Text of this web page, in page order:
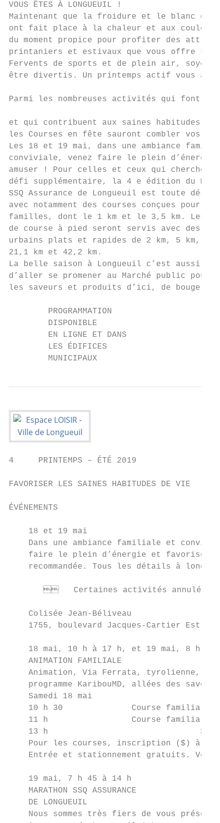
VOUS ÊTES À LONGUEUIL !
Maintenant que la froidure et le blanc de
ont fait place à la chaleur et aux
du moment propice pour profiter des
printaniers et estivaux que vous offre
Fervents de sports et de plein air,
être divertis. Un printemps actif vous
Parmi les nombreuses activités qui font
et qui contribuent aux saines habitudes
les Courses en fête sauront combler vos
Les 18 et 19 mai, dans une ambiance
conviviale, venez faire le plein d’énergie
amuser ! Pour celles et ceux qui
défi supplémentaire, la 4 e édition du
SSQ Assurance de Longueuil est toute
avec notamment des courses conçues
familles, dont le 1 km et le 3,5 km. Les
de course à pied seront servis avec des
urbains plats et rapides de 2 km, 5 km, 10
21,1 km et 42,2 km.
La belle saison à Longueuil c’est aussi
d’aller se promener au Marché public
les saveurs et produits d’ici, de bouger
        PROGRAMMATION
        DISPONIBLE
        EN LIGNE ET DANS
        LES ÉDIFICES
        MUNICIPAUX
4     PRINTEMPS – ÉTÉ 2019
FAVORISER LES SAINES HABITUDES DE VIE
ÉVÉNEMENTS
    18 et 19 mai
Dans une ambiance familiale et
faire le plein d’énergie et favoriser
recommandée. Tous les détails à
   Certaines activités annulées
Colisée Jean-Béliveau
    1755, boulevard Jacques-Cartier Est
18 mai, 10 h à 17 h, et 19 mai, 8 h à
    ANIMATION FAMILIALE
Animation, Via Ferrata, tyrolienne,
programme KaribouMD, allées des
    Samedi 18 mai
10 h 30              Course familiale
11 h                 Course familiale
    13 h		               Spectacle BAM eXplosion
Pour les courses, inscription ($) à
Entrée et stationnement gratuits.
    19 mai, 7 h 45 à 14 h
    MARATHON SSQ ASSURANCE
    DE LONGUEUIL
Nous sommes très fiers de vous